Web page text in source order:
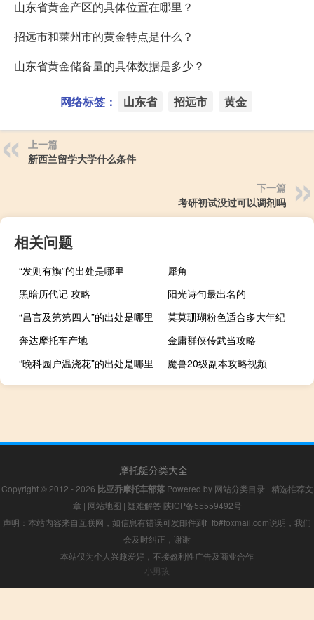
山东省黄金产区的具体位置在哪里？
招远市和莱州市的黄金特点是什么？
山东省黄金储备量的具体数据是多少？
网络标签： 山东省 招远市 黄金
上一篇
新西兰留学大学什么条件
下一篇
考研初试没过可以调剂吗
相关问题
“发则有旟”的出处是哪里
犀角
黑暗历代记 攻略
阳光诗句最出名的
“昌言及第第四人”的出处是哪里
莫莫珊瑚粉色适合多大年纪
奔达摩托车产地
金庸群侠传武当攻略
“晚科园户温浇花”的出处是哪里
魔兽20级副本攻略视频
摩托艇分类大全
Copyright © 2012 - 2026 比亚乔摩托车部落Powered by 网站分类目录 | 精选推荐文
章 | 网站地图 | 疑难解答 陕ICP备55559492号
声明：本站内容来自互联网，如信息有错误可发邮件到f_fb#foxmail.com说明，我们
会及时纠正，谢谢
本站仅为个人兴趣爱好，不接盈利性广告及商业合作
小男孩